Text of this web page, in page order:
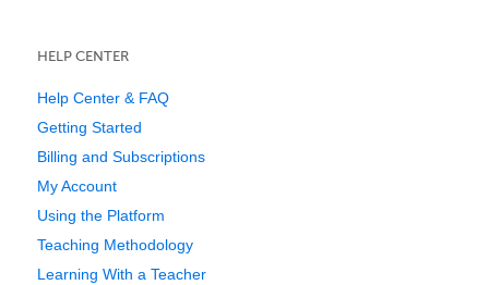
HELP CENTER
Help Center & FAQ
Getting Started
Billing and Subscriptions
My Account
Using the Platform
Teaching Methodology
Learning With a Teacher